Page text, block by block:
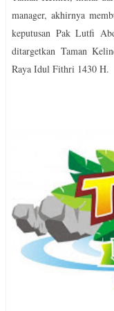
manager, akhirnya
keputusan Pak Lutfi
ditargetkan Taman
Raya Idul Fithri 1430 H.